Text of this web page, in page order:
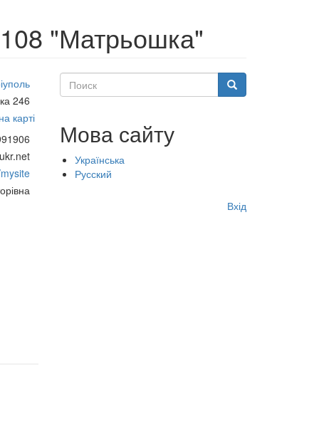
"Матрьошка"
246
карті
Поиск Поиск
Мова сайту
Українська
Русский
Вхід